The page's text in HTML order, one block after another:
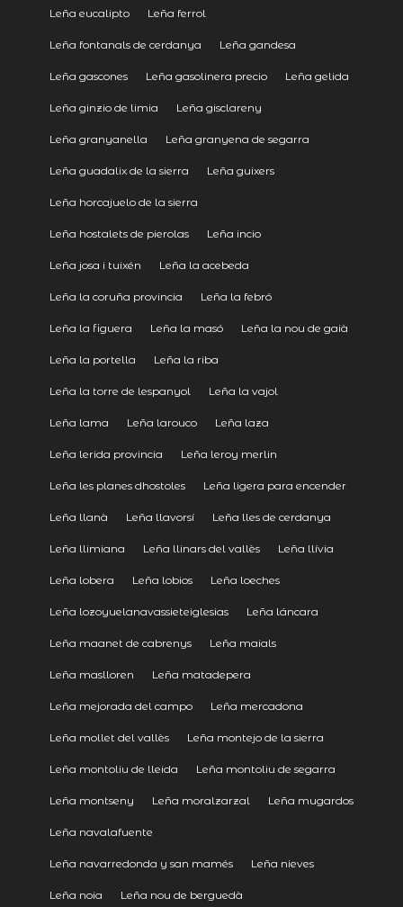
Leña eucalipto Leña ferrol
Leña fontanals de cerdanya Leña gandesa
Leña gascones Leña gasolinera precio Leña gelida
Leña ginzio de limia Leña gisclareny
Leña granyanella Leña granyena de segarra
Leña guadalix de la sierra Leña guixers
Leña horcajuelo de la sierra
Leña hostalets de pierolas Leña incio
Leña josa i tuixén Leña la acebeda
Leña la coruña provincia Leña la febró
Leña la figuera Leña la masó Leña la nou de gaià
Leña la portella Leña la riba
Leña la torre de lespanyol Leña la vajol
Leña lama Leña larouco Leña laza
Leña lerida provincia Leña leroy merlin
Leña les planes dhostoles Leña ligera para encender
Leña llanà Leña llavorsí Leña lles de cerdanya
Leña llimiana Leña llinars del vallès Leña llívia
Leña lobera Leña lobios Leña loeches
Leña lozoyuelanavassieteiglesias Leña láncara
Leña maanet de cabrenys Leña maials
Leña maslloren Leña matadepera
Leña mejorada del campo Leña mercadona
Leña mollet del vallès Leña montejo de la sierra
Leña montoliu de lleida Leña montoliu de segarra
Leña montseny Leña moralzarzal Leña mugardos
Leña navalafuente
Leña navarredonda y san mamés Leña nieves
Leña noia Leña nou de berguedà